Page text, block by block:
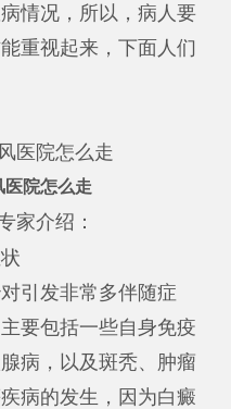
情况，所以，病人要
重视起来，下面人们
院怎么走
家介绍：
引发非常多伴随症
要包括一些自身免疫
病，以及斑秃、肿瘤
病的发生，因为白癜